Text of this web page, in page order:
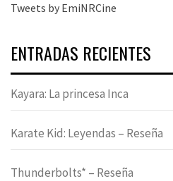
Tweets by EmiNRCine
ENTRADAS RECIENTES
Kayara: La princesa Inca
Karate Kid: Leyendas – Reseña
Thunderbolts* – Reseña